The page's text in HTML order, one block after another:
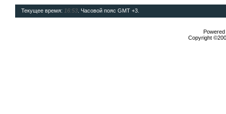
Текущее время: 16:53 . Часовой пояс GMT +3.
Copyright